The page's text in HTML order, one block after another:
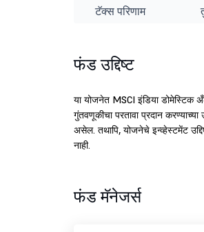
टॅक्स परिणाम
फंड उद्दिष्ट
या योजनेत MSCI इंडिया डोमेस्टिक
गुंतवणूकीचा परतावा प्रदान
असेल. तथापि, योजनेचे इन्व्हेस्टमेंट
नाही.
फंड मॅनेजर्स